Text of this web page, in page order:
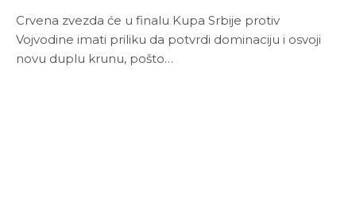
Crvena zvezda će u finalu Kupa Srbije protiv
Vojvodine imati priliku da potvrdi dominaciju i osvoji
novu duplu krunu, pošto…